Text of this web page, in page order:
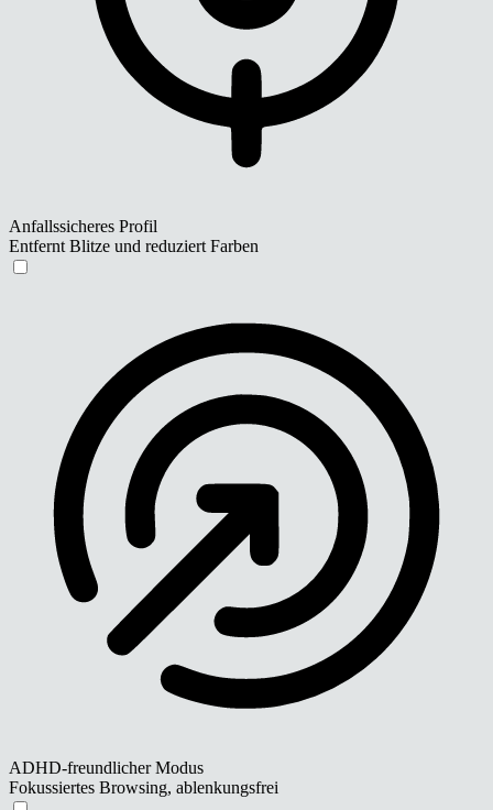
Anfallssicheres Profil
Entfernt Blitze und reduziert Farben
ADHD-freundlicher Modus
Fokussiertes Browsing, ablenkungsfrei